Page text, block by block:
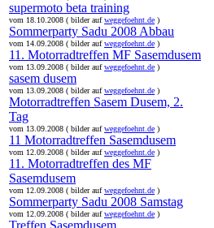
supermoto beta training
vom 18.10.2008 ( bilder aufweggefoehnt.de )
Sommerparty Sadu 2008 Abbau
vom 14.09.2008 ( bilder aufweggefoehnt.de )
11. Motorradtreffen MF Sasemdusem
vom 13.09.2008 ( bilder aufweggefoehnt.de )
sasem dusem
vom 13.09.2008 ( bilder aufweggefoehnt.de )
Motorradtreffen Sasem Dusem, 2.
Tag
vom 13.09.2008 ( bilder aufweggefoehnt.de )
11 Motorradtreffen Sasemdusem
vom 12.09.2008 ( bilder aufweggefoehnt.de )
11. Motorradtreffen des MF
Sasemdusem
vom 12.09.2008 ( bilder aufweggefoehnt.de )
Sommerparty Sadu 2008 Samstag
vom 12.09.2008 ( bilder aufweggefoehnt.de )
Treffen Sasemdusem